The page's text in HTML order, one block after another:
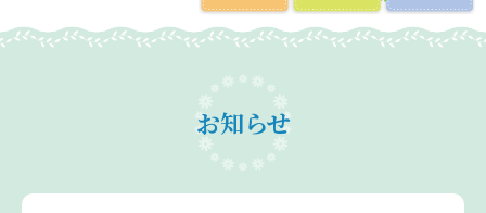
お知らせ